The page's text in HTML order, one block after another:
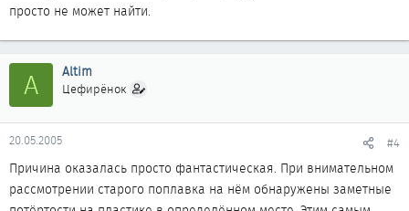
просто не может найти.
A Altim
Цефирёнок
20.05.2005 #4
Причина оказалась просто фантастическая. При внимательном
рассмотрении старого поплавка на нём обнаружены заметные